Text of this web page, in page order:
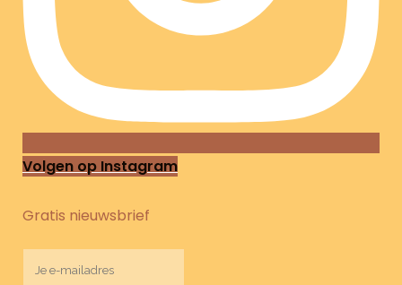
Volgen op Instagram
Gratis nieuwsbrief